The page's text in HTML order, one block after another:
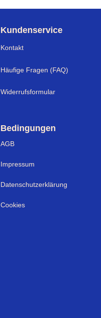
Kundenservice
Kontakt
Häufige Fragen (FAQ)
Widerrufsformular
Bedingungen
AGB
Impressum
Datenschutzerklärung
Cookies